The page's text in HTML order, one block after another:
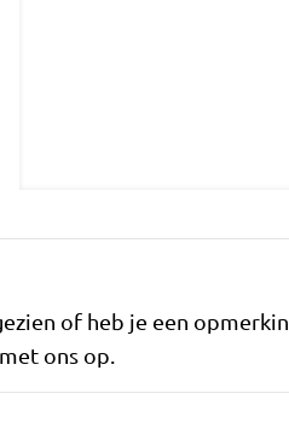
of heb je een
ons op.